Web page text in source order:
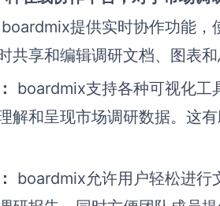
boardmix提供实时协作功能，
共享和编辑调研文档、图表
boardmix支持各种可视化工
解和呈现市场调研数据。这
boardmix允许用户轻松进行